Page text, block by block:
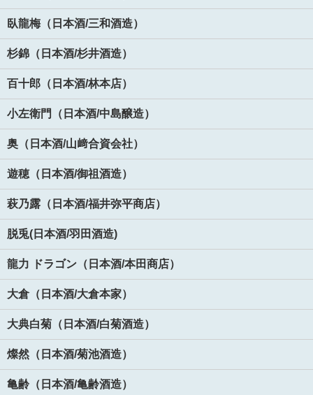
臥龍梅（日本酒/三和酒造）
杉錦（日本酒/杉井酒造）
百十郎（日本酒/林本店）
小左衛門（日本酒/中島醸造）
奥（日本酒/山﨑合資会社）
遊穂（日本酒/御祖酒造）
萩乃露（日本酒/福井弥平商店）
脱兎(日本酒/羽田酒造)
龍力 ドラゴン（日本酒/本田商店）
大倉（日本酒/大倉本家）
大典白菊（日本酒/白菊酒造）
燦然（日本酒/菊池酒造）
亀齢（日本酒/亀齢酒造）